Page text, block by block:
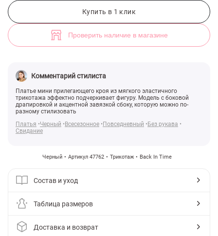
Купить в 1 клик
Проверить наличие в магазине
Комментарий стилиста
Платье мини прилегающего кроя из мягкого эластичного
трикотажа эффектно подчеркивает фигуру. Модель с боковой
драпировкой и акцентной завязкой сбоку, которую можно по-
разному стилизовать
Платья
Черный Всесезонное Повседневный
Без рукава
Свидание
Черный Артикул 47762 Трикотаж Back In Time
Состав и уход
Таблица размеров
Доставка и возврат
Черное платье мини с боковой драпировкой (арт. 47762) ♡